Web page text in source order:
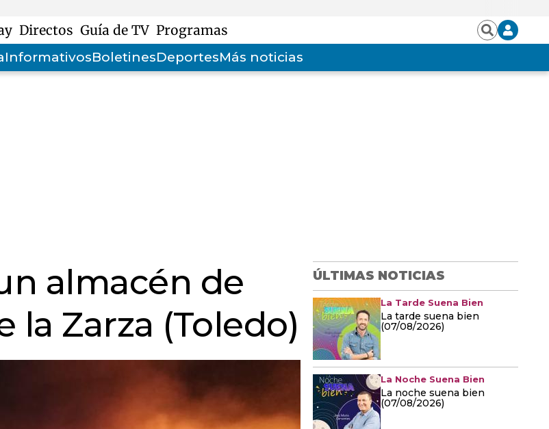
Directos Guía de TV Programas BuscarIniciar
sesión
InformativosBoletinesDeportesMás noticias
almacén de
la Zarza (Toledo)
ÚLTIMAS NOTICIAS
La Tarde Suena Bien
La tarde suena bien
(07/08/2026)
La Noche Suena Bien
La noche suena bien
(07/08/2026)